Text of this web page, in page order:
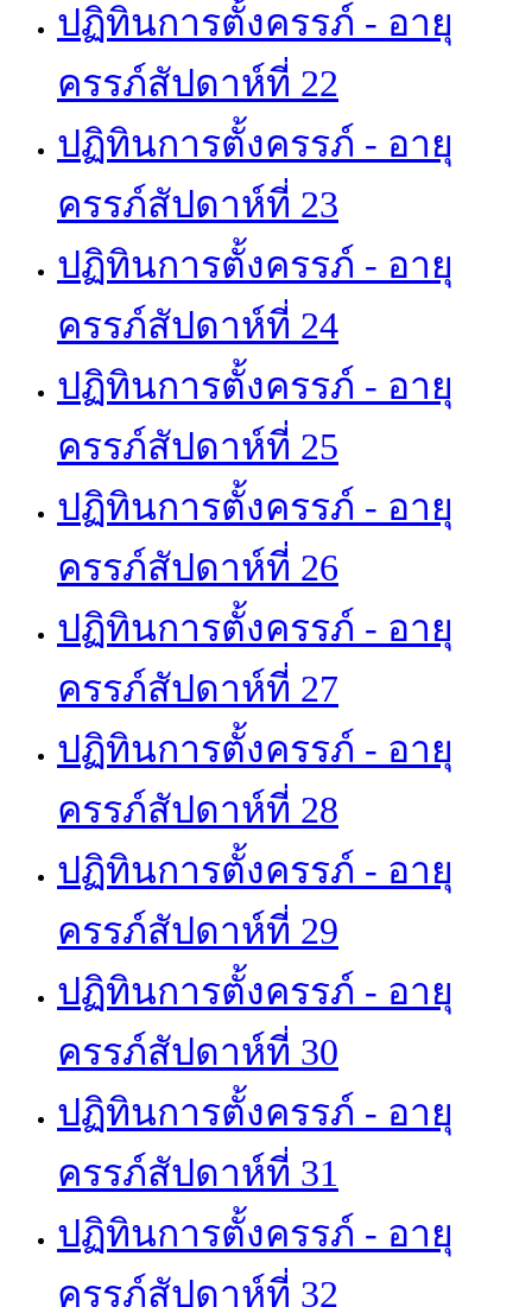
ปฏิทินการตั้งครรภ์ - อายุ
ครรภ์สัปดาห์ที่ 22
ปฏิทินการตั้งครรภ์ - อายุ
ครรภ์สัปดาห์ที่ 23
ปฏิทินการตั้งครรภ์ - อายุ
ครรภ์สัปดาห์ที่ 24
ปฏิทินการตั้งครรภ์ - อายุ
ครรภ์สัปดาห์ที่ 25
ปฏิทินการตั้งครรภ์ - อายุ
ครรภ์สัปดาห์ที่ 26
ปฏิทินการตั้งครรภ์ - อายุ
ครรภ์สัปดาห์ที่ 27
ปฏิทินการตั้งครรภ์ - อายุ
ครรภ์สัปดาห์ที่ 28
ปฏิทินการตั้งครรภ์ - อายุ
ครรภ์สัปดาห์ที่ 29
ปฏิทินการตั้งครรภ์ - อายุ
ครรภ์สัปดาห์ที่ 30
ปฏิทินการตั้งครรภ์ - อายุ
ครรภ์สัปดาห์ที่ 31
ปฏิทินการตั้งครรภ์ - อายุ
ครรภ์สัปดาห์ที่ 32